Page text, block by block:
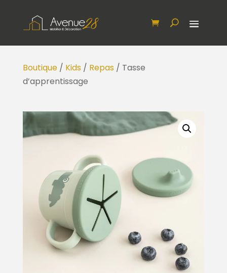
Boutique/ Kids/ Repas/ Tasse
d’apprentissage